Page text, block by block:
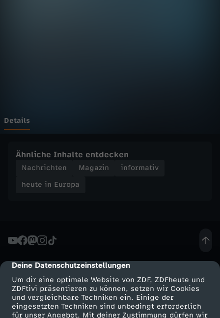
cmp-dialog-description
Deine Datenschutzeinstellungen
Um dir eine optimale Website von ZDF, ZDFheute und
ZDFtivi präsentieren zu können, setzen wir Cookies
und vergleichbare Techniken ein. Einige der
eingesetzten Techniken sind unbedingt erforderlich
für unser Angebot. Mit deiner Zustimmung dürfen wir
a
h
t
e
i
n
Details
Ähnliche Inhalte entdecken
Nachrichten Magazin
informativ
heute in Europa